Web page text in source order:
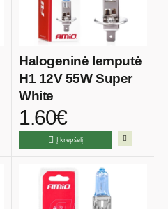
Halogeninė lemputė
H1 12V 55W Super
White
1.60€
Į krepšelį